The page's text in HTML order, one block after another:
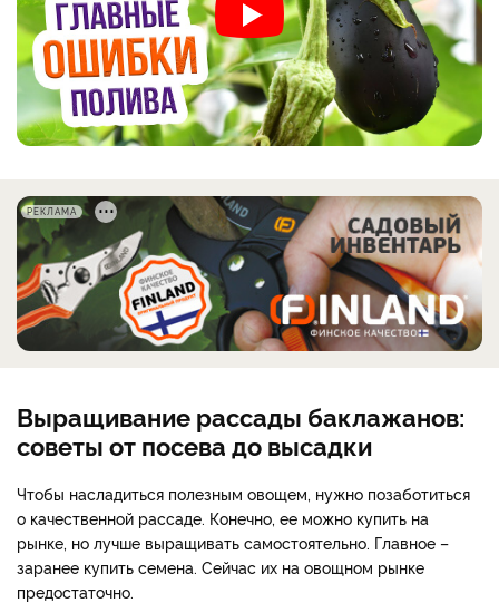
РЕКЛАМА
Выращивание рассады баклажанов:
советы от посева до высадки
Чтобы насладиться полезным овощем, нужно позаботиться
о качественной рассаде. Конечно, ее можно купить на
рынке, но лучше выращивать самостоятельно. Главное –
заранее купить семена. Сейчас их на овощном рынке
предостаточно.